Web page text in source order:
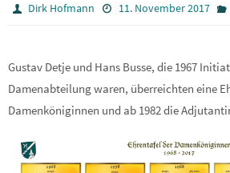
Dirk Hofmann 11. November 2017
Gustav Detje und Hans Busse, die 1967
Damenabteilung waren, überreichten eine
Damenköniginnen und ab 1982 die